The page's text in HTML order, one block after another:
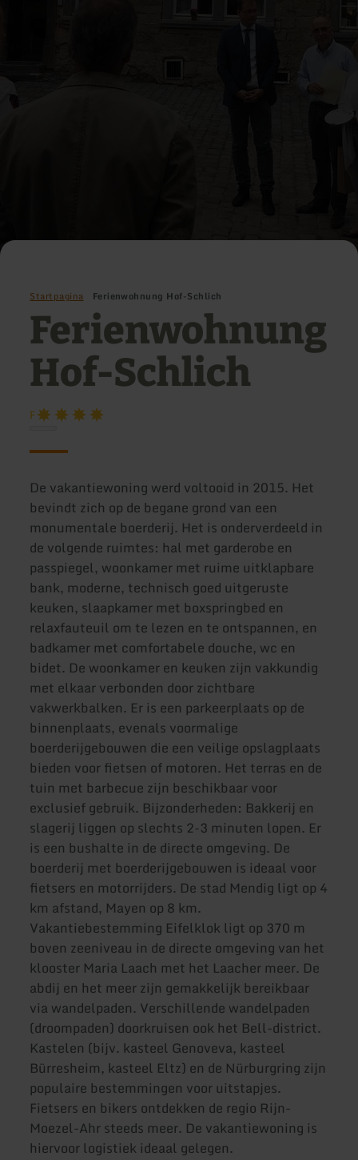
Startpagina Ferienwohnung Hof-Schlich
Ferienwohnung
Hof-Schlich
F
De vakantiewoning werd voltooid in 2015. Het
bevindt zich op de begane grond van een
monumentale boerderij. Het is onderverdeeld in
de volgende ruimtes: hal met garderobe en
passpiegel, woonkamer met ruime uitklapbare
bank, moderne, technisch goed uitgeruste
keuken, slaapkamer met boxspringbed en
relaxfauteuil om te lezen en te ontspannen, en
badkamer met comfortabele douche, wc en
bidet. De woonkamer en keuken zijn vakkundig
met elkaar verbonden door zichtbare
vakwerkbalken. Er is een parkeerplaats op de
binnenplaats, evenals voormalige
boerderijgebouwen die een veilige opslagplaats
bieden voor fietsen of motoren. Het terras en de
tuin met barbecue zijn beschikbaar voor
exclusief gebruik. Bijzonderheden: Bakkerij en
slagerij liggen op slechts 2-3 minuten lopen. Er
is een bushalte in de directe omgeving. De
boerderij met boerderijgebouwen is ideaal voor
fietsers en motorrijders. De stad Mendig ligt op 4
km afstand, Mayen op 8 km.
Vakantiebestemming Eifelklok ligt op 370 m
boven zeeniveau in de directe omgeving van het
klooster Maria Laach met het Laacher meer. De
abdij en het meer zijn gemakkelijk bereikbaar
via wandelpaden. Verschillende wandelpaden
(droompaden) doorkruisen ook het Bell-district.
Kastelen (bijv. kasteel Genoveva, kasteel
Bürresheim, kasteel Eltz) en de Nürburgring zijn
populaire bestemmingen voor uitstapjes.
Fietsers en bikers ontdekken de regio Rijn-
Moezel-Ahr steeds meer. De vakantiewoning is
hiervoor logistiek ideaal gelegen.